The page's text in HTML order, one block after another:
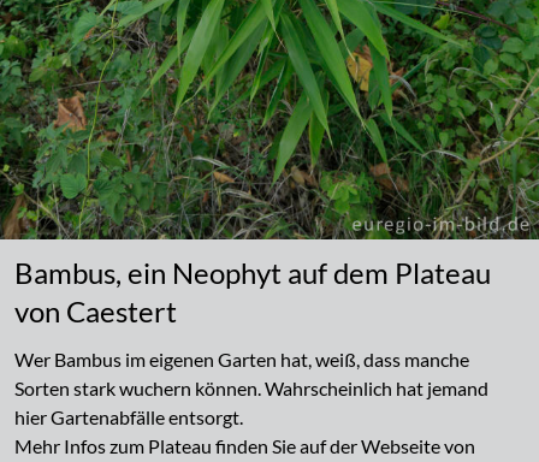
Bambus, ein Neophyt auf dem Plateau
von Caestert
Wer Bambus im eigenen Garten hat, weiß, dass manche
Sorten stark wuchern können. Wahrscheinlich hat jemand
hier Gartenabfälle entsorgt.
Mehr Infos zum Plateau finden Sie auf der Webseite von